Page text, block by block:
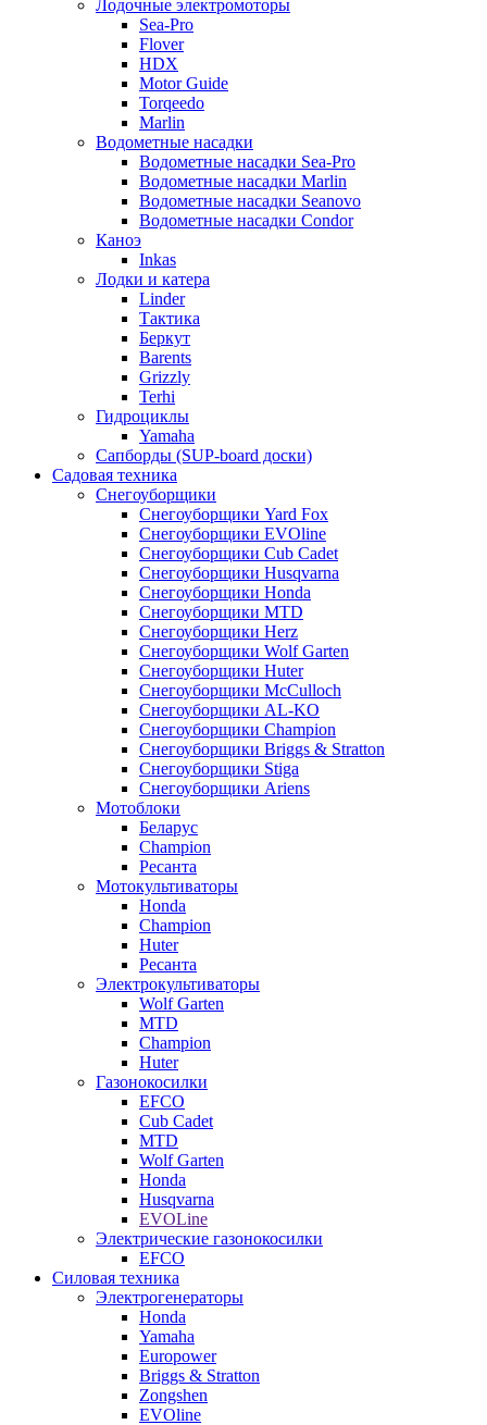
Лодочные электромоторы
Sea-Pro
Flover
HDX
Motor Guide
Torqeedo
Marlin
Водометные насадки
Водометные насадки Sea-Pro
Водометные насадки Marlin
Водометные насадки Seanovo
Водометные насадки Condor
Каноэ
Inkas
Лодки и катера
Linder
Тактика
Беркут
Barents
Grizzly
Terhi
Гидроциклы
Yamaha
Сапборды (SUP-board доски)
Садовая техника
Снегоуборщики
Снегоуборщики Yard Fox
Снегоуборщики EVOline
Снегоуборщики Cub Cadet
Снегоуборщики Husqvarna
Снегоуборщики Honda
Снегоуборщики MTD
Снегоуборщики Herz
Снегоуборщики Wolf Garten
Снегоуборщики Huter
Снегоуборщики McCulloch
Снегоуборщики AL-KO
Снегоуборщики Champion
Снегоуборщики Briggs & Stratton
Снегоуборщики Stiga
Снегоуборщики Ariens
Мотоблоки
Беларус
Champion
Ресанта
Мотокультиваторы
Honda
Champion
Huter
Ресанта
Электрокультиваторы
Wolf Garten
MTD
Champion
Huter
Газонокосилки
EFCO
Cub Cadet
MTD
Wolf Garten
Honda
Husqvarna
EVOLine
Электрические газонокосилки
EFCO
Силовая техника
Электрогенераторы
Honda
Yamaha
Europower
Briggs & Stratton
Zongshen
EVOline